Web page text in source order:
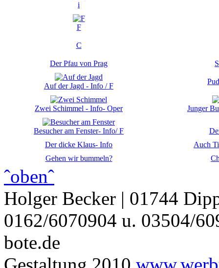
i
F
C
Der Pfau von Prag
Auf der Jagd - Info / F
Zwei Schimmel - Info- Oper Junger
Besucher am Fenster- Info/ F
Der dicke Klaus- Info
Auch
Gehen wir bummeln?
ˆobenˆ
Holger Becker | 01744
0162/6070904 u. 03504/
bote.de